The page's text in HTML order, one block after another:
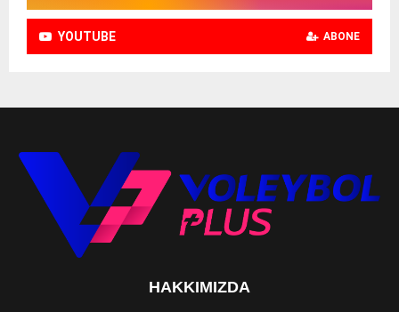
YOUTUBE ABONE
HAKKIMIZDA